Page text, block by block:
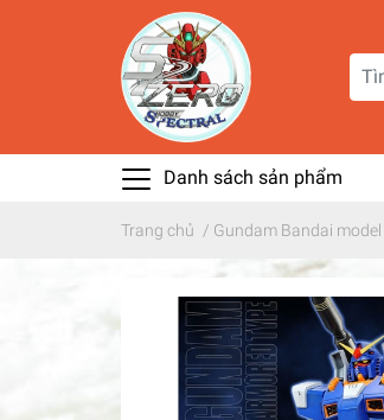
Danh sách sản phẩm
Trang chủ / Gundam Bandai model